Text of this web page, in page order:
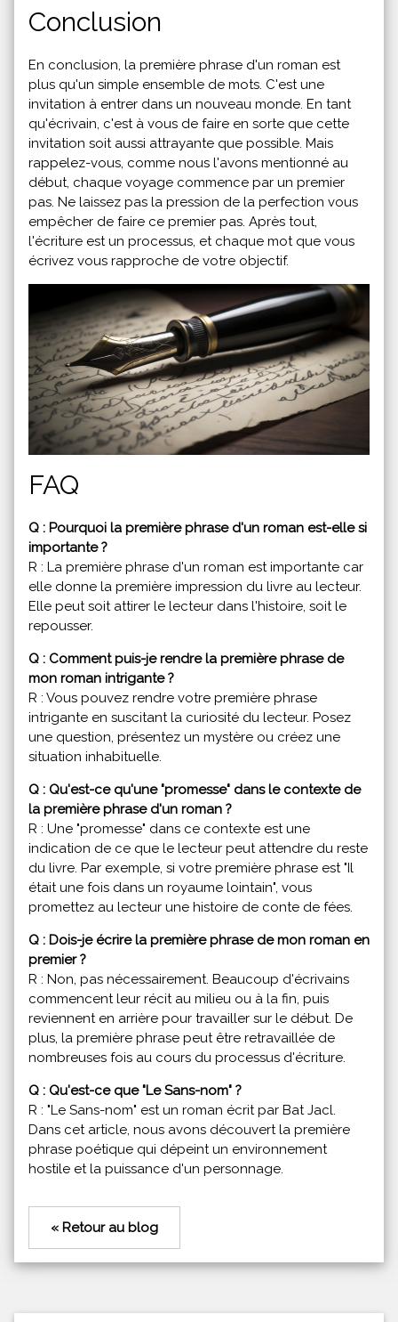
Conclusion
En conclusion, la première phrase d'un roman est
plus qu'un simple ensemble de mots. C'est une
invitation à entrer dans un nouveau monde. En tant
qu'écrivain, c'est à vous de faire en sorte que cette
invitation soit aussi attrayante que possible. Mais
rappelez-vous, comme nous l'avons mentionné au
début, chaque voyage commence par un premier
pas. Ne laissez pas la pression de la perfection vous
empêcher de faire ce premier pas. Après tout,
l'écriture est un processus, et chaque mot que vous
écrivez vous rapproche de votre objectif.
FAQ
Q : Pourquoi la première phrase d'un roman est-elle si
importante ?
R : La première phrase d'un roman est importante car
elle donne la première impression du livre au lecteur.
Elle peut soit attirer le lecteur dans l'histoire, soit le
repousser.
Q : Comment puis-je rendre la première phrase de
mon roman intrigante ?
R : Vous pouvez rendre votre première phrase
intrigante en suscitant la curiosité du lecteur. Posez
une question, présentez un mystère ou créez une
situation inhabituelle.
Q : Qu'est-ce qu'une "promesse" dans le contexte de
la première phrase d'un roman ?
R : Une "promesse" dans ce contexte est une
indication de ce que le lecteur peut attendre du reste
du livre. Par exemple, si votre première phrase est "Il
était une fois dans un royaume lointain", vous
promettez au lecteur une histoire de conte de fées.
Q : Dois-je écrire la première phrase de mon roman en
premier ?
R : Non, pas nécessairement. Beaucoup d'écrivains
commencent leur récit au milieu ou à la fin, puis
reviennent en arrière pour travailler sur le début. De
plus, la première phrase peut être retravaillée de
nombreuses fois au cours du processus d'écriture.
Q : Qu'est-ce que "Le Sans-nom" ?
R : "Le Sans-nom" est un roman écrit par Bat Jacl.
Dans cet article, nous avons découvert la première
phrase poétique qui dépeint un environnement
hostile et la puissance d'un personnage.
« Retour au blog